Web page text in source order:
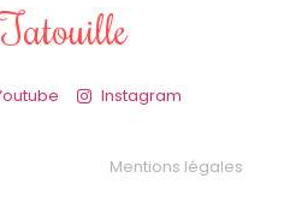
Instagram
Mentions légales